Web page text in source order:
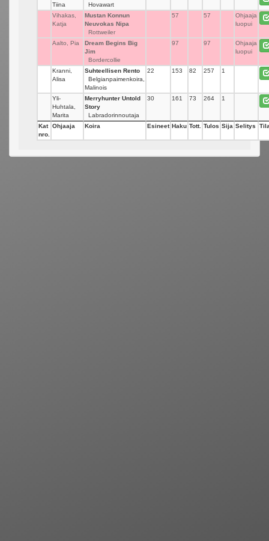
Tiina
Hovawart
Vihakas,
Katja
Mustan Konnun
Neuvokas Nipa
Rottweiler
57 57
Ohjaaja
luopui
Aalto, Pia
Dream Begins Big
Jim
Bordercollie
97 97
Ohjaaja
luopui
Kranni,
Alisa
Suhteellisen Rento
Belgianpaimenkoira,
Malinois
22 153 82 257 1
Yli-
Huhtala,
Marita
Merryhunter Untold
Story
Labradorinnoutaja
30 161 73 264 1
Kat
nro.
Ohjaaja Koira Esineet Haku Tott. Tulos Sija Selitys